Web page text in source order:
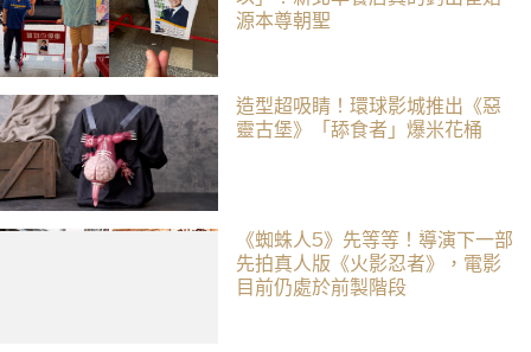
源本尊朝聖
造型超吸睛！環球影城推出《惡
靈古堡》「舔食者」爆米花桶
《蜘蛛人5》先等等！導演下一部
先拍真人版《火影忍者》，電影
目前仍處於前製階段